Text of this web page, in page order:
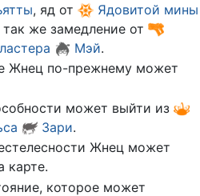
, яд от
Ядовитой мины
так же замедление от
Мэй.
Жнец по-прежнему может
может выйти из
Зари.
Жнец может
карте.
которое может